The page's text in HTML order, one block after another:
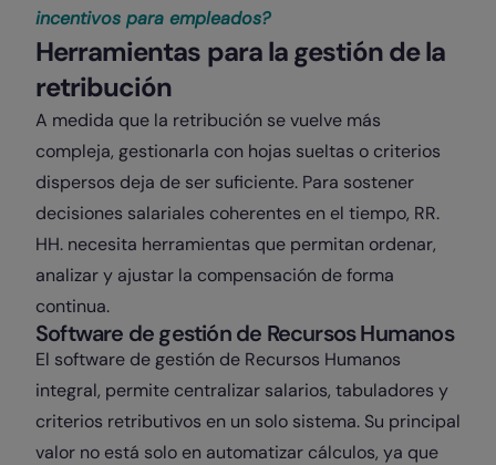
incentivos para empleados?
Herramientas para la gestión de la
retribución
A medida que la retribución se vuelve más
compleja, gestionarla con hojas sueltas o criterios
dispersos deja de ser suficiente. Para sostener
decisiones salariales coherentes en el tiempo, RR.
HH. necesita herramientas que permitan ordenar,
analizar y ajustar la compensación de forma
continua.
Software de gestión de Recursos Humanos
El software de gestión de Recursos Humanos
integral, permite centralizar salarios, tabuladores y
criterios retributivos en un solo sistema. Su principal
valor no está solo en automatizar cálculos, ya que